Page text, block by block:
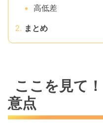
高低差
まとめ
ここを見て
意点